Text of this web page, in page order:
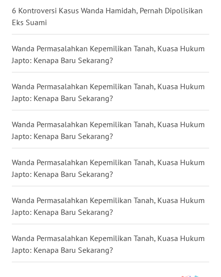
6 Kontroversi Kasus Wanda Hamidah, Pernah Dipolisikan
Eks Suami
Wanda Permasalahkan Kepemilikan Tanah, Kuasa Hukum
Japto: Kenapa Baru Sekarang?
Wanda Permasalahkan Kepemilikan Tanah, Kuasa Hukum
Japto: Kenapa Baru Sekarang?
Wanda Permasalahkan Kepemilikan Tanah, Kuasa Hukum
Japto: Kenapa Baru Sekarang?
Wanda Permasalahkan Kepemilikan Tanah, Kuasa Hukum
Japto: Kenapa Baru Sekarang?
Wanda Permasalahkan Kepemilikan Tanah, Kuasa Hukum
Japto: Kenapa Baru Sekarang?
Wanda Permasalahkan Kepemilikan Tanah, Kuasa Hukum
Japto: Kenapa Baru Sekarang?
WN
KALTENG
WN
KALTARA
WN
KALSEL
WN
WN
WN
GORONTALO
SULUT